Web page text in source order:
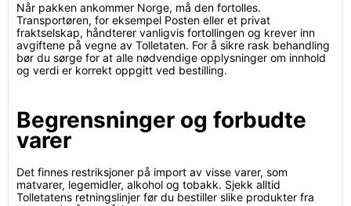
Når pakken ankommer Norge, må den fortolles.
Transportøren, for eksempel Posten eller et privat
fraktselskap, håndterer vanligvis fortollingen og krever inn
avgiftene på vegne av Tolletaten. For å sikre rask behandling
bør du sørge for at alle nødvendige opplysninger om innhold
og verdi er korrekt oppgitt ved bestilling.
Begrensninger og forbudte
varer
Det finnes restriksjoner på import av visse varer, som
matvarer, legemidler, alkohol og tobakk. Sjekk alltid
Tolletatens retningslinjer før du bestiller slike produkter fra